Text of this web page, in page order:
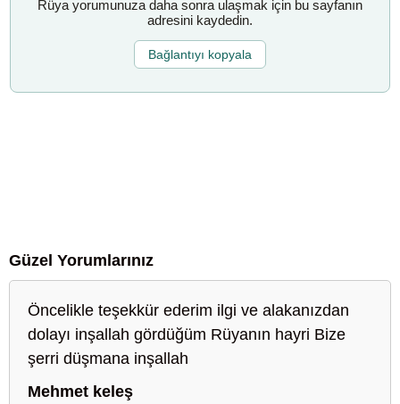
Rüya yorumunuza daha sonra ulaşmak için bu sayfanın
adresini kaydedin.
Bağlantıyı kopyala
Güzel Yorumlarınız
Öncelikle teşekkür ederim ilgi ve alakanızdan
dolayı inşallah gördüğüm Rüyanın hayri Bize
şerri düşmana inşallah
Mehmet keleş